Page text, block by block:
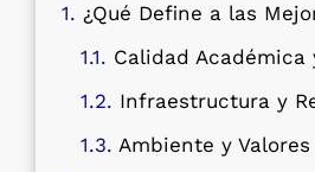
¿Qué Define a las Mejores
Calidad Académica y
Infraestructura y
Ambiente y Valores